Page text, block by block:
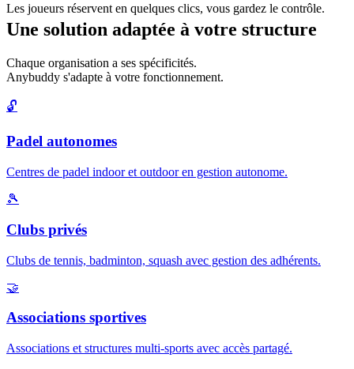
Les joueurs réservent en quelques clics, vous gardez le contrôle.
Une solution adaptée à votre structure
Chaque organisation a ses spécificités.
Anybuddy s'adapte à votre fonctionnement.
🔓
Padel autonomes
Centres de padel indoor et outdoor en gestion autonome.
🎾
Clubs privés
Clubs de tennis, badminton, squash avec gestion des adhérents.
🤝
Associations sportives
Associations et structures multi-sports avec accès partagé.